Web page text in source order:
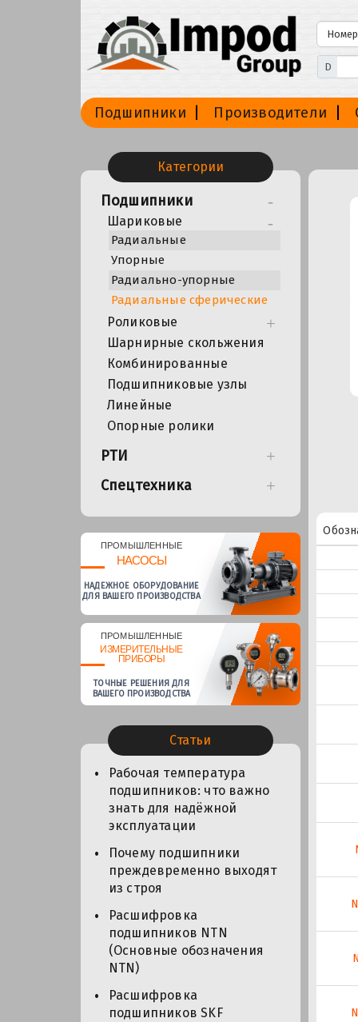
D
Подшипники Производители
Категории
Подшипники
Шариковые
Радиальные
Упорные
Радиально-упорные
Радиальные сферические
Роликовые
Шарнирные скольжения
Комбинированные
Подшипниковые узлы
Линейные
Опорные ролики
РТИ
Спецтехника
ПРОМЫШЛЕННЫЕ
НАСОСЫ
НАДЕЖНОЕ ОБОРУДОВАНИЕ
ДЛЯ ВАШЕГО ПРОИЗВОДСТВА
ПРОМЫШЛЕННЫЕ
ИЗМЕРИТЕЛЬНЫЕ
ПРИБОРЫ
ТОЧНЫЕ РЕШЕНИЯ ДЛЯ
ВАШЕГО ПРОИЗВОДСТВА
Статьи
Рабочая температура
подшипников: что важно
знать для надёжной
эксплуатации
Почему подшипники
преждевременно выходят
из строя
Расшифровка
подшипников NTN
(Основные обозначения
NTN)
Расшифровка
подшипников SKF